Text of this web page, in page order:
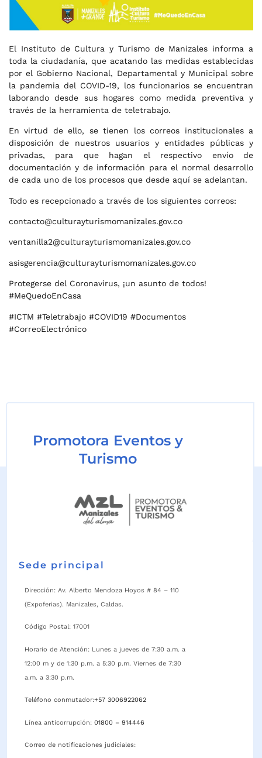
El Instituto de Cultura y Turismo de Manizales informa a
toda la ciudadanía, que acatando las medidas establecidas
por el Gobierno Nacional, Departamental y Municipal sobre
la pandemia del COVID-19, los funcionarios se encuentran
laborando desde sus hogares como medida preventiva y
través de la herramienta de teletrabajo.
En virtud de ello, se tienen los correos institucionales a
disposición de nuestros usuarios y entidades públicas y
privadas, para que hagan el respectivo envío de
documentación y de información para el normal desarrollo
de cada uno de los procesos que desde aquí se adelantan.
Todo es recepcionado a través de los siguientes correos:
contacto@culturayturismomanizales.gov.co
ventanilla2@culturayturismomanizales.gov.co
asisgerencia@culturayturismomanizales.gov.co
Protegerse del Coronavirus, ¡un asunto de todos!
#MeQuedoEnCasa
#ICTM #Teletrabajo #COVID19 #Documentos
#CorreoElectrónico
Promotora Eventos y
Turismo
Sede principal
Dirección: Av. Alberto Mendoza Hoyos # 84 – 110
(Expoferias). Manizales, Caldas.
Código Postal: 17001
Horario de Atención: Lunes a jueves de 7:30 a.m. a
12:00 m y de 1:30 p.m. a 5:30 p.m. Viernes de 7:30
a.m. a 3:30 p.m.
Teléfono conmutador:+57 3006922062
Línea anticorrupción: 01800 – 914446
Correo de notificaciones judiciales: